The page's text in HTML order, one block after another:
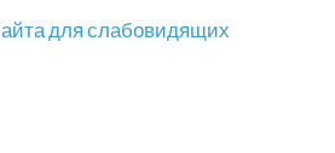
для слабовидящих